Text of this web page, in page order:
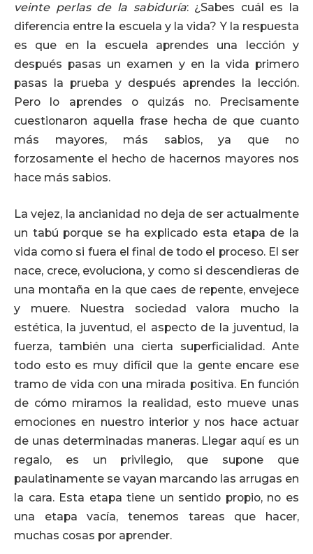
veinte perlas de la sabiduría: ¿Sabes cuál es la
diferencia entre la escuela y la vida? Y la respuesta
es que en la escuela aprendes una lección y
después pasas un examen y en la vida primero
pasas la prueba y después aprendes la lección.
Pero lo aprendes o quizás no. Precisamente
cuestionaron aquella frase hecha de que cuanto
más mayores, más sabios, ya que no
forzosamente el hecho de hacernos mayores nos
hace más sabios.
La vejez, la ancianidad no deja de ser actualmente
un tabú porque se ha explicado esta etapa de la
vida como si fuera el final de todo el proceso. El ser
nace, crece, evoluciona, y como si descendieras de
una montaña en la que caes de repente, envejece
y muere. Nuestra sociedad valora mucho la
estética, la juventud, el aspecto de la juventud, la
fuerza, también una cierta superficialidad. Ante
todo esto es muy difícil que la gente encare ese
tramo de vida con una mirada positiva. En función
de cómo miramos la realidad, esto mueve unas
emociones en nuestro interior y nos hace actuar
de unas determinadas maneras. Llegar aquí es un
regalo, es un privilegio, que supone que
paulatinamente se vayan marcando las arrugas en
la cara. Esta etapa tiene un sentido propio, no es
una etapa vacía, tenemos tareas que hacer,
muchas cosas por aprender.